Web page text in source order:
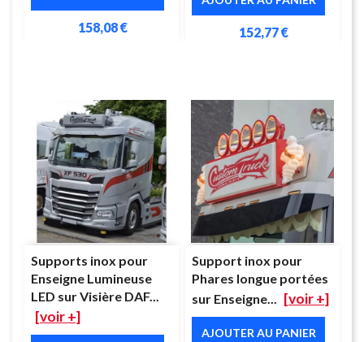
158,08 € 152,77 €
Supports inox pour
Enseigne Lumineuse
LED sur Visière DAF...
[voir +]
Support inox pour
Phares longue portées
sur Enseigne...
[voir +]
AJOUTER AU PANIER